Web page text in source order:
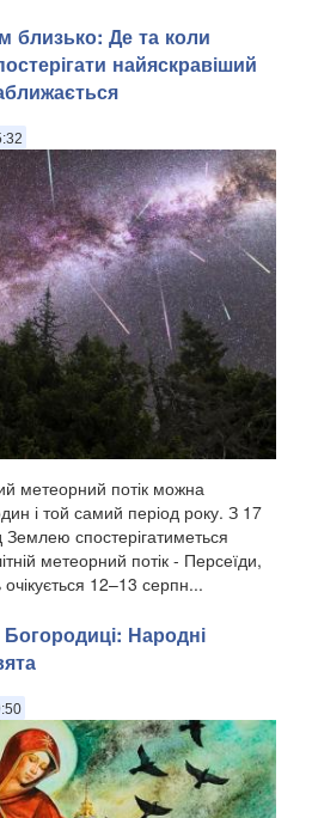
близько: Де та коли
найяскравіший
метеорний потік можна
і той самий період року. З 17
спостерігатиметься
метеорний потік - Персеїди,
12–13 серпн...
Народні